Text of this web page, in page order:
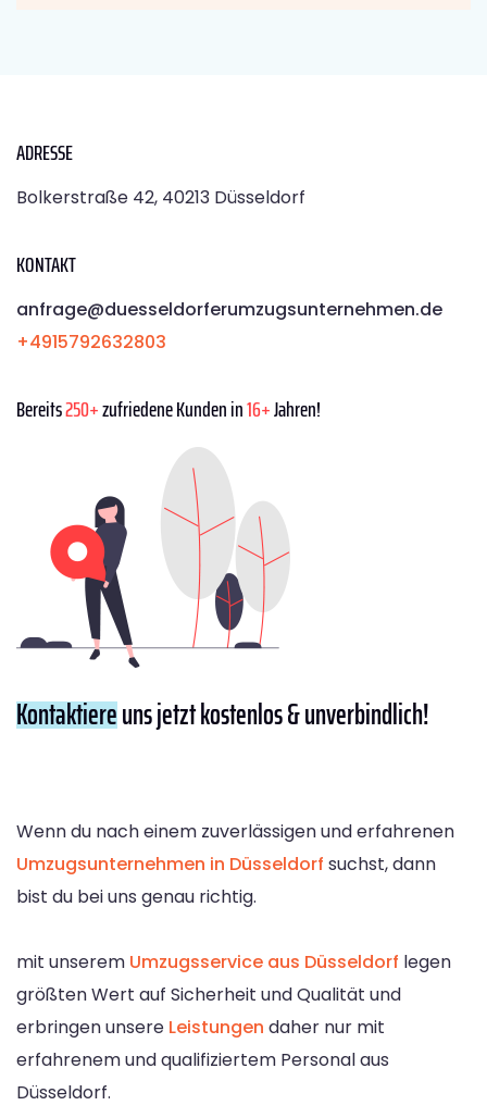
ADRESSE
Bolkerstraße 42, 40213 Düsseldorf
KONTAKT
anfrage@duesseldorferumzugsunternehmen.de
+4915792632803
Bereits250+zufriedene Kunden in16+Jahren!
Kontaktiereuns jetzt kostenlos & unverbindlich!
Wenn du nach einem zuverlässigen und erfahrenen
Umzugsunternehmen in Düsseldorf suchst, dann
bist du bei uns genau richtig.
mit unserem Umzugsservice aus Düsseldorf legen
größten Wert auf Sicherheit und Qualität und
erbringen unsere Leistungen daher nur mit
erfahrenem und qualifiziertem Personal aus
Düsseldorf.